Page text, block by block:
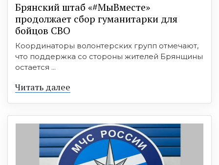
Брянский штаб «#МыВместе»
продолжает сбор гуманитарки для
бойцов СВО
Координаторы волонтерских групп отмечают,
что поддержка со стороны жителей Брянщины
остается ...
Читать далее